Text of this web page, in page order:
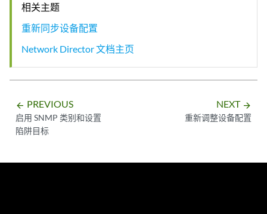
相关主题
重新同步设备配置
Network Director 文档主页
arrow_backward PREVIOUS
启用 SNMP 类别和设置
陷阱目标
NEXT arrow_forward
重新调整设备配置